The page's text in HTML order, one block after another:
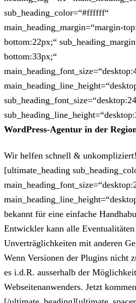
sub_heading_color=“#ffffff“
main_heading_margin=“margin-
bottom:22px;“
bottom:33px;“
WordPress-Agentur in der
Wir helfen schnell &
[ultimate_heading
bekannt für eine einfache
Entwickler kann alle
Unverträglichkeiten mit anderen
Wenn Versionen der Plugins nicht
es i.d.R. ausserhalb der
Webseitenanwenders. Jetzt